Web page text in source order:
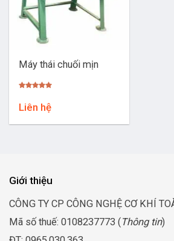
Máy thái chuối mịn
5.00
5 sao
Liên hệ
Giới thiệu
CÔNG TY CP CÔNG NGHỆ CƠ KHÍ
Mã số thuế: 0108237773 ( Thông tin)